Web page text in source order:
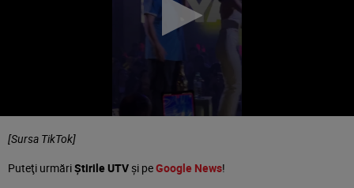
[Sursa TikTok]
Puteţi urmăriȘtirile UTVşi peGoogle News!